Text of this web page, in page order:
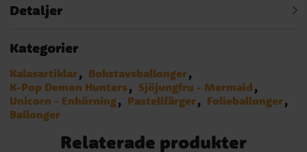
Detaljer
Kategorier
Kalasartiklar
Bokstavsballonger
K-Pop Demon Hunters
Sjöjungfru - Mermaid
Unicorn - Enhörning
Pastellfärger
Folieballonger
Ballonger
Relaterade produkter